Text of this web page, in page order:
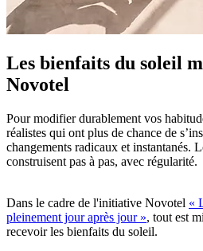
Les bienfaits du soleil
Novotel
Pour modifier durablement vos
réalistes qui ont plus de chance de
changements radicaux et instantanés.
construisent pas à pas, avec régularité.
Dans le cadre de l'initiative Novotel «
pleinement jour après jour », tout est
recevoir les bienfaits du soleil.